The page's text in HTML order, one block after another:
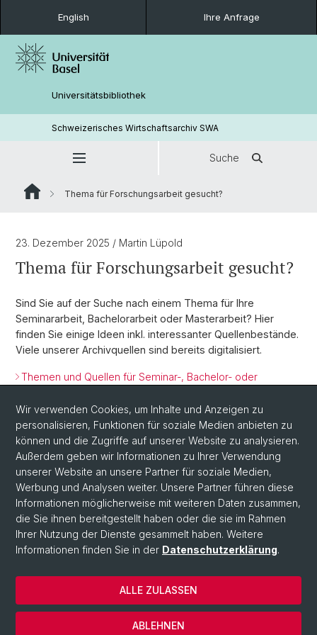
English Ihre Anfrage
Universitätsbibliothek
Schweizerisches Wirtschaftsarchiv SWA
Suche
Thema für Forschungsarbeit gesucht?
23. Dezember 2025 / Martin Lüpold
Thema für Forschungsarbeit gesucht?
Sind Sie auf der Suche nach einem Thema für Ihre
Seminararbeit, Bachelorarbeit oder Masterarbeit? Hier
finden Sie einige Ideen inkl. interessanter Quellenbestände.
Viele unserer Archivquellen sind bereits digitalisiert.
Themen und Quellen für Seminar-, Bachelor- oder
Zurück
© Universität Basel
Datenschutzerklärung
Universitätsbibliothek Basel
Wir verwenden Cookies, um Inhalte und Anzeigen zu
personalisieren, Funktionen für soziale Medien anbieten zu
können und die Zugriffe auf unserer Website zu analysieren.
Außerdem geben wir Informationen zu Ihrer Verwendung
unserer Website an unsere Partner für soziale Medien,
Werbung und Analysen weiter. Unsere Partner führen diese
Informationen möglicherweise mit weiteren Daten zusammen,
die Sie ihnen bereitgestellt haben oder die sie im Rahmen
Ihrer Nutzung der Dienste gesammelt haben. Weitere
Informationen finden Sie in der Datenschutzerklärung.
ABLEHNEN
ALLE ZULASSEN